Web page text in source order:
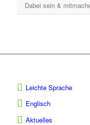
Dabei sein &
Leichte Sprache
Englisch
Aktuelles